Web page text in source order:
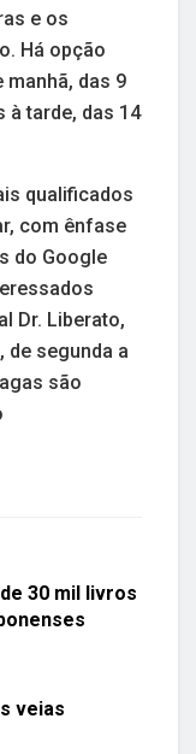
e os
Há opção
das 9
à tarde, das 14
qualificados
com ênfase
do Google
Dr. Liberato,
de segunda a
são
30 mil livros
veias